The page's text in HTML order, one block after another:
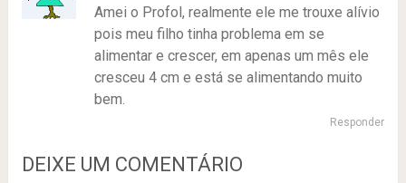
Amei o Profol, realmente ele me trouxe alívio
pois meu filho tinha problema em se
alimentar e crescer, em apenas um mês ele
cresceu 4 cm e está se alimentando muito
bem.
Responder
DEIXE UM COMENTÁRIO